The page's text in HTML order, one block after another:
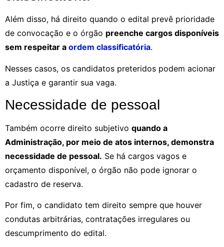
Além disso, há direito quando o edital prevê prioridade
de convocação e o órgão preenche cargos disponíveis
sem respeitar a ordem classificatória.
Nesses casos, os candidatos preteridos podem acionar
a Justiça e garantir sua vaga.
Necessidade de pessoal
Também ocorre direito subjetivo quando a
Administração, por meio de atos internos, demonstra
necessidade de pessoal. Se há cargos vagos e
orçamento disponível, o órgão não pode ignorar o
cadastro de reserva.
Por fim, o candidato tem direito sempre que houver
condutas arbitrárias, contratações irregulares ou
descumprimento do edital.